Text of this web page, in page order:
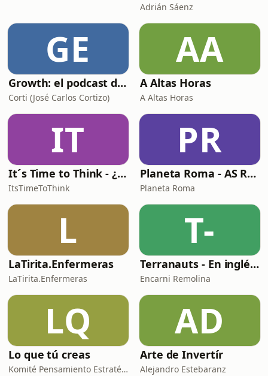
Adrián Sáenz
GE
Growth: el podcast de Product Hackers 🚀
Corti (José Carlos Cortizo)
AA
A Altas Horas
A Altas Horas
IT
It´s Time to Think - ¿Nos paramos a pensar?
ItsTimeToThink
PR
Planeta Roma - AS Roma Podcast en Español
Planeta Roma
L
LaTirita.Enfermeras
LaTirita.Enfermeras
T-
Terranauts - En inglés y en español. Science and nature in 5 minutes
Encarni Remolina
LQ
Lo que tú creas
Komité Pensamiento Estratégico
AD
Arte de Invertír
Alejandro Estebaranz